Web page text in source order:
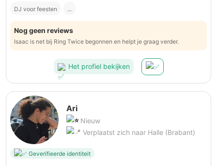
DJ voor feesten ...
Nog geen reviews
Isaac is net bij Ring Twice begonnen en helpt je graag verder.
Het profiel bekijken
Ari
Nieuw
Verplaatst zich naar Halle (Brabant)
Geverifieerde identiteit